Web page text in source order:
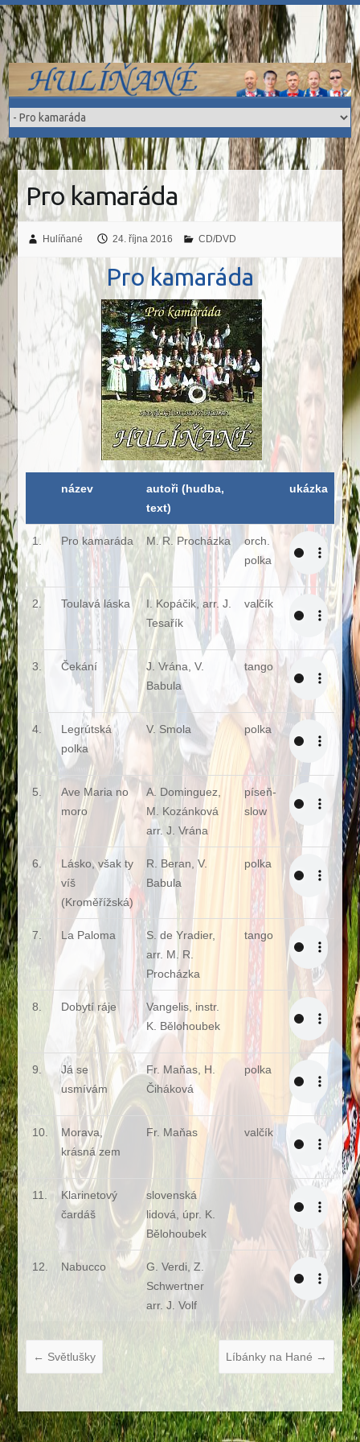
Skip
to
content
Pro kamaráda
Hulíňané 24. října 2016 CD/DVD
Pro kamaráda
název
autoři (hudba,
text)
ukázka
1. Pro kamaráda M. R. Procházka
orch.
polka
2. Toulavá láska
I. Kopáčik, arr. J.
Tesařík
valčík
3. Čekání
J. Vrána, V.
Babula
tango
4.
Legrútská
polka
V. Smola polka
5.
Ave Maria no
moro
A. Dominguez,
M. Kozánková
arr. J. Vrána
píseň-
slow
6.
Lásko, však ty
víš
(Kroměřížská)
R. Beran, V.
Babula
polka
7. La Paloma
S. de Yradier,
arr. M. R.
Procházka
tango
8. Dobytí ráje
Vangelis, instr.
K. Bělohoubek
9.
Já se
usmívám
Fr. Maňas, H.
Čiháková
polka
10.
Morava,
krásná zem
Fr. Maňas valčík
11.
Klarinetový
čardáš
slovenská
lidová, úpr. K.
Bělohoubek
12. Nabucco
G. Verdi, Z.
Schwertner
arr. J. Volf
← Světlušky Líbánky na Hané →